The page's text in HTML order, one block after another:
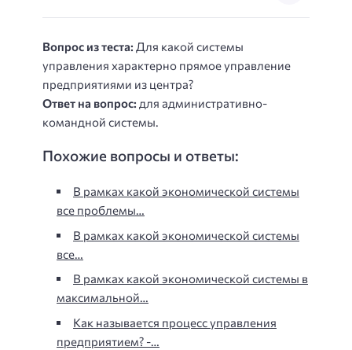
Вопрос из теста: Для какой системы
управления характерно прямое управление
предприятиями из центра?
Ответ на вопрос: для административно-
командной системы.
Похожие вопросы и ответы:
В рамках какой экономической системы
все проблемы…
В рамках какой экономической системы
все…
В рамках какой экономической системы в
максимальной…
Как называется процесс управления
предприятием? -…